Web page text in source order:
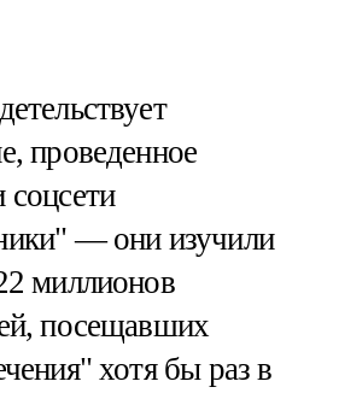
проведенное
соцсети
— они изучили
миллионов
посещавших
хотя бы раз в